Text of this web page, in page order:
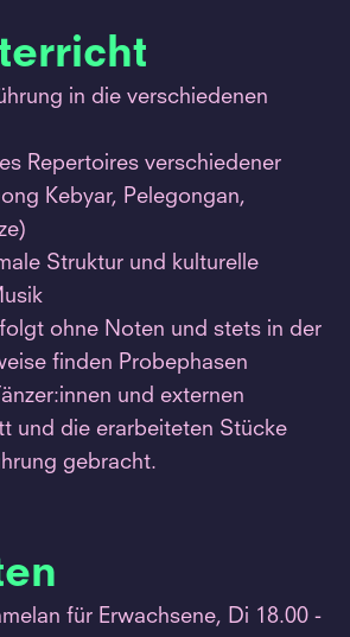
in die verschiedenen
Repertoires verschiedener
Kebyar, Pelegongan,
Struktur und kulturelle
ohne Noten und stets in der
finden Probephasen
und externen
und die erarbeiteten Stücke
gebracht.
für Erwachsene, Di 18.00 -